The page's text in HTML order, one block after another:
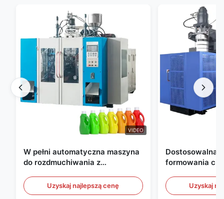
VIDEO
W pełni automatyczna maszyna
do rozdmuchiwania z
rozdmuchiwania butelek HDPE
Uzyskaj najlepszą cenę
Dostosowalna
formowania
Automatyczne
formowania
Uzyskaj